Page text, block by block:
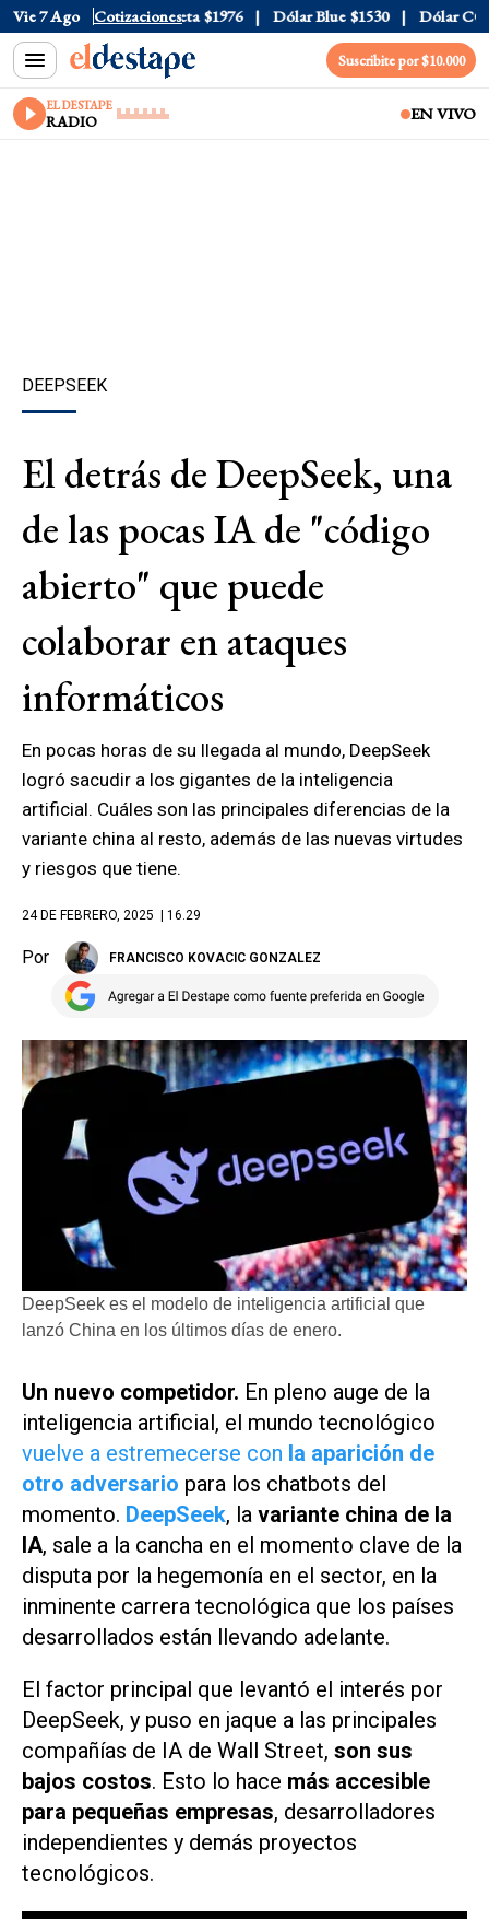
Vie 7 Ago Cotizaciones
$1520 Dólar Tarjeta $1976 Dólar Blue $1530 Dólar CCL
Suscribite por $10.000
EL DESTAPE
RADIO EN VIVO
DEEPSEEK
El detrás de DeepSeek, una
de las pocas IA de "código
abierto" que puede
colaborar en ataques
informáticos
En pocas horas de su llegada al mundo, DeepSeek
logró sacudir a los gigantes de la inteligencia
artificial. Cuáles son las principales diferencias de la
variante china al resto, además de las nuevas virtudes
y riesgos que tiene.
24 DE FEBRERO, 2025 | 16.29
Por FRANCISCO KOVACIC GONZALEZ
DeepSeek es el modelo de inteligencia artificial que
lanzó China en los últimos días de enero.
Un nuevo competidor. En pleno auge de la
inteligencia artificial, el mundo tecnológico
vuelve a estremecerse con la aparición de
otro adversario para los chatbots del
momento. DeepSeek, la variante china de la
IA, sale a la cancha en el momento clave de la
disputa por la hegemonía en el sector, en la
inminente carrera tecnológica que los países
desarrollados están llevando adelante.
El factor principal que levantó el interés por
DeepSeek, y puso en jaque a las principales
compañías de IA de Wall Street, son sus
bajos costos. Esto lo hace más accesible
para pequeñas empresas, desarrolladores
independientes y demás proyectos
tecnológicos.